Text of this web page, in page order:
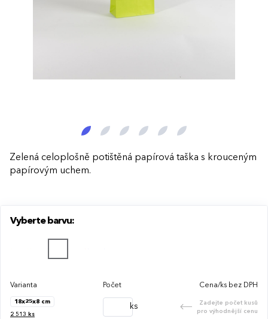
Zelená celoplošně potištěná papírová taška s krouceným
papírovým uchem.
Vyberte barvu:
Varianta Počet Cena/ks bez DPH
18x25x8 cm
2 513 ks
ks
Zadejte počet kusů
pro výhodnější cenu